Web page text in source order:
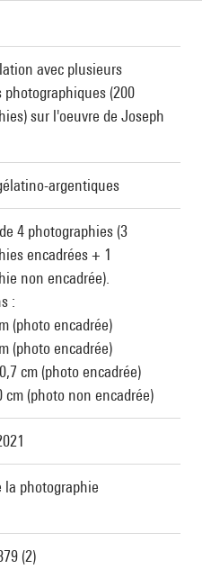
avec plusieurs
photographiques (200
sur l'oeuvre de Joseph
argentiques
4 photographies (3
encadrées + 1
non encadrée).
:
(photo encadrée)
(photo encadrée)
cm (photo encadrée)
cm (photo non encadrée)
la photographie
(2)